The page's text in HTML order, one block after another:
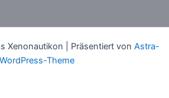
Xenonautikon | Präsentiert von Astra-
WordPress-Theme